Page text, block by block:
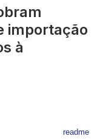
importação
à
readme